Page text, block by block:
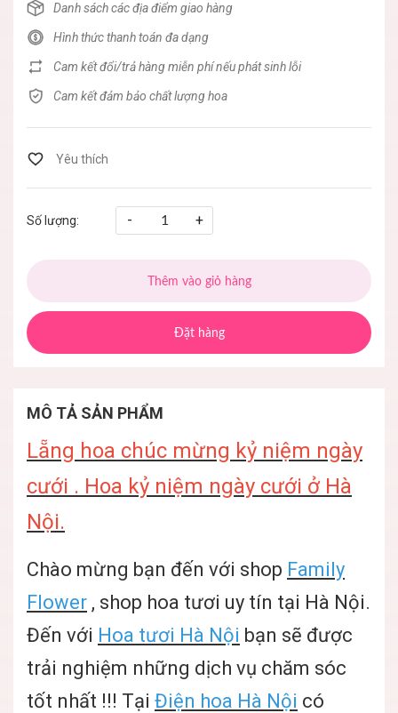
Danh sách các địa điểm giao hàng
Hình thức thanh toán đa dạng
Cam kết đổi/trả hàng miễn phí nếu phát sinh lỗi
Cam kết đảm bảo chất lượng hoa
Số lượng: - +
Thêm vào giỏ hàng
Đặt hàng
MÔ TẢ SẢN PHẨM
Lẵng hoa chúc mừng kỷ niệm ngày
cưới . Hoa kỷ niệm ngày cưới ở Hà
Nội.
Chào mừng bạn đến với shop Family
Flower , shop hoa tươi uy tín tại Hà Nội.
Đến với Hoa tươi Hà Nội bạn sẽ được
trải nghiệm những dịch vụ chăm sóc
tốt nhất !!! Tại Điện hoa Hà Nội có